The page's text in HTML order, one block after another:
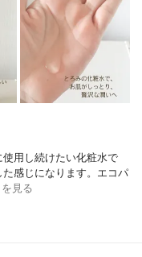
用し続けたい化粧水で
感じになります。エコパ
見る